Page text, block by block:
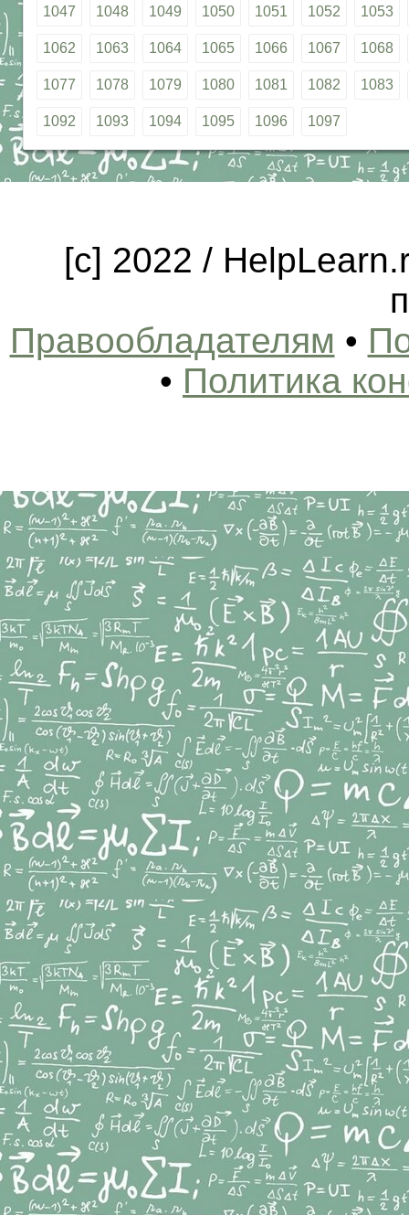
1047 1048 1049 1050 1051 1052 1053
1062 1063 1064 1065 1066 1067 1068
1077 1078 1079 1080 1081 1082 1083
1092 1093 1094 1095 1096 1097
[c] 2022 /
Правообладателям •
• Политика